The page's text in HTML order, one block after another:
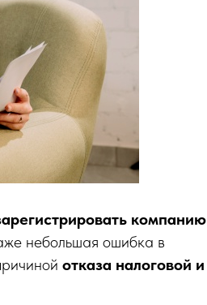
компанию
небольшая ошибка в
отказа налоговой и